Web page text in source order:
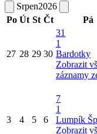
Srpen2026
Po Út St Čt Pá
27 28 29 30
31
1
Bardotky
Zobrazit
záznamy
3 4 5 6
7
1
Lumpík
Zobrazit